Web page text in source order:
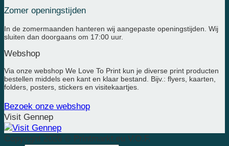
Zomer openingstijden
In de zomermaanden hanteren wij aangepaste openingstijden. Wij
sluiten dan doorgaans om 17:00 uur.
Webshop
Via onze webshop We Love To Print kun je diverse print producten
bestellen middels een kant en klaar bestand. Bijv.: flyers, kaarten,
folders, posters, stickers en visitekaartjes.
Bezoek onze webshop
Visit Gennep
Copyright 2026 © Printmarkt.eu V.O.F.